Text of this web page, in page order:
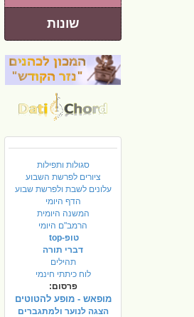
שונות
סגולות ותפילות
ציורים לפרשת השבוע
עלונים לשבת ולפרשת שבוע
הדף היומי
המשנה היומית
הרמב"ם היומי
טופ-top
דברי תורה
תהילים
לוח כיתתי חינמי
פרסום:
מופאש - מופע להטוטים
הצגה לנוער ולמתגברים